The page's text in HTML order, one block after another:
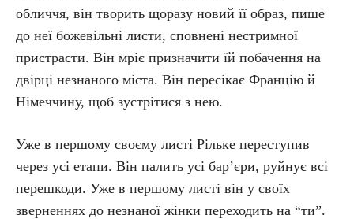
обличчя, він творить щоразу новий її образ, пише
до неї божевільні листи, сповнені нестримної
пристрасти. Він мріє призначити їй побачення на
двірці незнаного міста. Він пересікає Францію й
Німеччину, щоб зустрітися з нею.
Уже в першому своєму листі Рільке переступив
через усі етапи. Він палить усі бар’єри, руйнує всі
перешкоди. Уже в першому листі він у своїх
зверненнях до незнаної жінки переходить на “ти”.